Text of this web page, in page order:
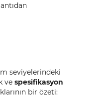
seviyelerindeki
ve spesifikasyon
bir özeti: